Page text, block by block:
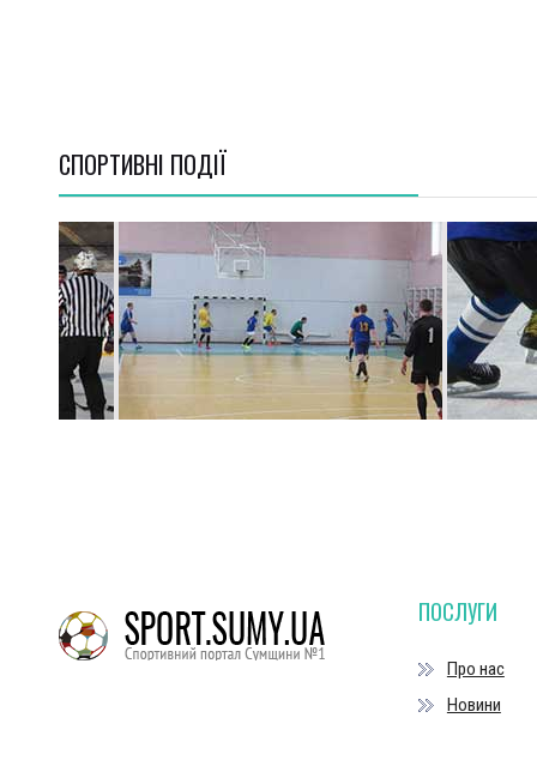
СПОРТИВНI ПОДІЇ
ПОСЛУГИ
Про нас
Новини